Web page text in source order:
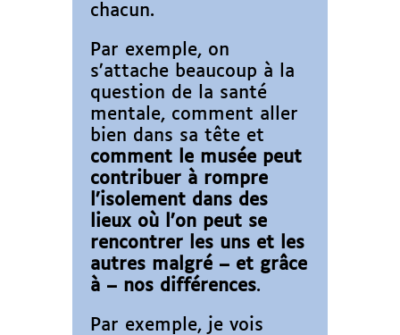
chacun.
Par exemple, on
s’attache beaucoup à la
question de la santé
mentale, comment aller
bien dans sa tête et
comment le musée peut
contribuer à rompre
l’isolement dans des
lieux où l’on peut se
rencontrer les uns et les
autres malgré – et grâce
à – nos différences.
Par exemple, je vois